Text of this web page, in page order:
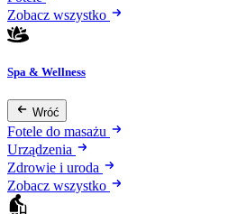
Zobacz wszystko
Spa & Wellness
Wróć
Fotele do masażu
Urządzenia
Zdrowie i uroda
Zobacz wszystko